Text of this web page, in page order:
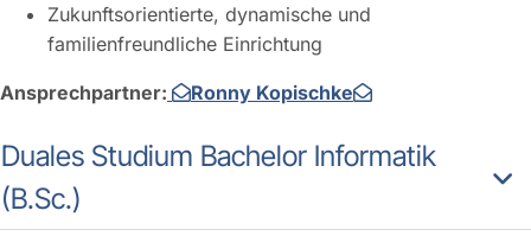
Zukunftsorientierte, dynamische und
familienfreundliche Einrichtung
Ansprechpartner: Ronny Kopischke
Duales Studium Bachelor Informatik
(B.Sc.)